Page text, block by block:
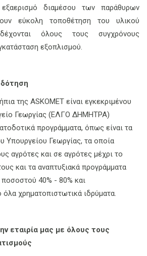
εξαερισμό διαμέσου των παράθυρων
εύκολη τοποθέτηση του υλικού
όλους τους συγχρόνους
εξοπλισμού.
της ASKOMET είναι εγκεκριμένου
Γεωργίας (ΕΛΓΟ ΔΗΜΗΤΡΑ)
προγράμματα, όπως είναι τα
Υπουργείου Γεωργίας, τα οποία
αγρότες και σε αγρότες μέχρι το
και τα αναπτυξιακά προγράμματα
40% - 80% και
όλα χρηματοπιστωτικά ιδρύματα.
εταιρία μας με όλους τους